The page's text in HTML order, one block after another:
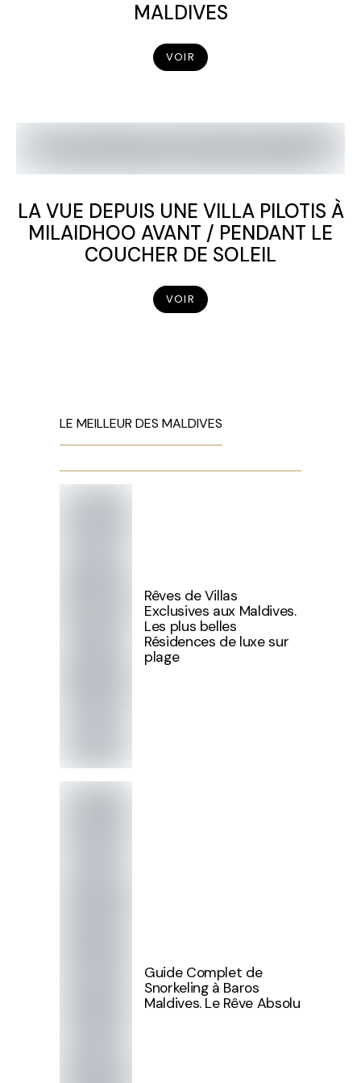
MALDIVES
VOIR
LA VUE DEPUIS UNE VILLA PILOTIS À
MILAIDHOO AVANT / PENDANT LE
COUCHER DE SOLEIL
VOIR
LE MEILLEUR DES MALDIVES
Rêves de Villas
Exclusives aux Maldives.
Les plus belles
Résidences de luxe sur
plage
Guide Complet de
Snorkeling à Baros
Maldives. Le Rêve Absolu